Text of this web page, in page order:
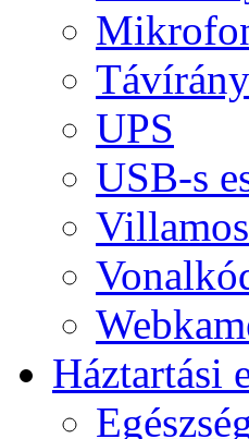
UPS
USB-s
Háztartási